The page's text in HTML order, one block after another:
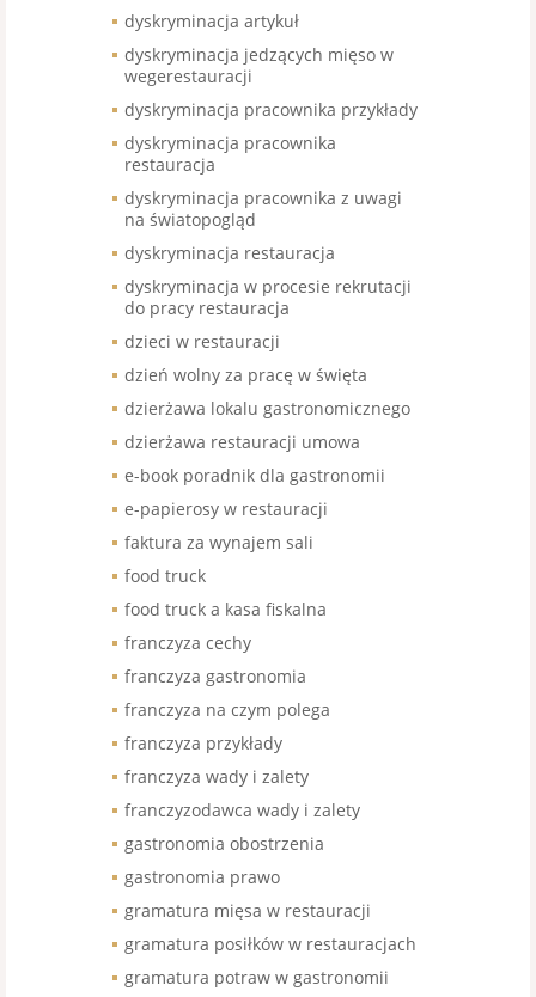
dyskryminacja artykuł
dyskryminacja jedzących mięso w
wegerestauracji
dyskryminacja pracownika przykłady
dyskryminacja pracownika
restauracja
dyskryminacja pracownika z uwagi
na światopogląd
dyskryminacja restauracja
dyskryminacja w procesie rekrutacji
do pracy restauracja
dzieci w restauracji
dzień wolny za pracę w święta
dzierżawa lokalu gastronomicznego
dzierżawa restauracji umowa
e-book poradnik dla gastronomii
e-papierosy w restauracji
faktura za wynajem sali
food truck
food truck a kasa fiskalna
franczyza cechy
franczyza gastronomia
franczyza na czym polega
franczyza przykłady
franczyza wady i zalety
franczyzodawca wady i zalety
gastronomia obostrzenia
gastronomia prawo
gramatura mięsa w restauracji
gramatura posiłków w restauracjach
gramatura potraw w gastronomii